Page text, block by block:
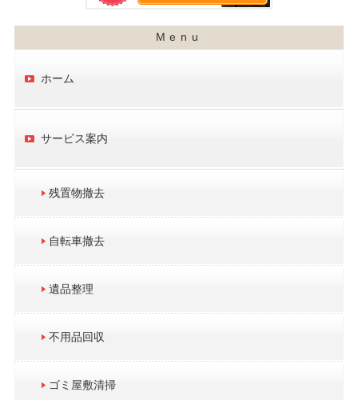
ホーム
サービス案内
残置物撤去
自転車撤去
遺品整理
不用品回収
ゴミ屋敷清掃